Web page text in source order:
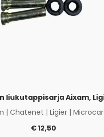
| Chatenet | Ligier| Microcar
€12,50